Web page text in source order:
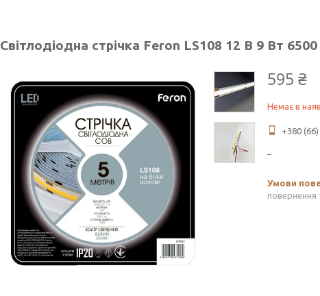
Світлодіодна стрічка Feron LS108 12 В 9 Вт 6500
595 ₴
Немає в
+380
повернення